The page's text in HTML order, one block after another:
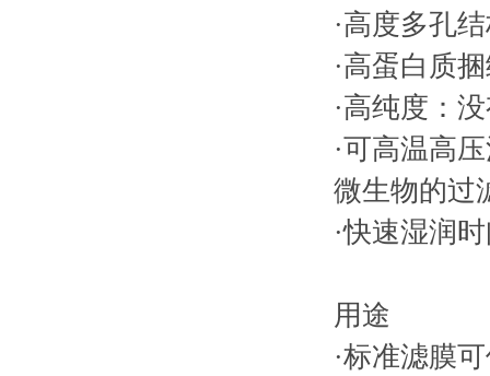
·高度多孔
·高蛋白质
·高纯度：
·可高温高
微生物的过
·快速湿润
用途
·标准滤膜